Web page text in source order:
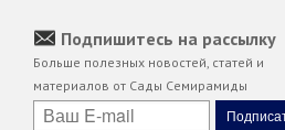
Подпишитесь на рассылку
Больше полезных новостей, статей и
материалов от Сады Семирамиды